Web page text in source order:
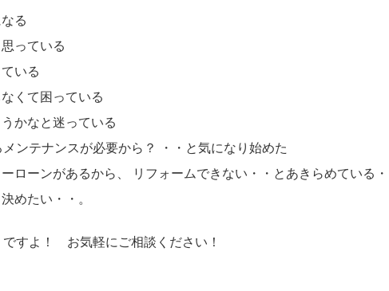
る
っている
いる
くて困っている
かなと迷っている
ンテナンスが必要から？ ・・と気になり始めた
ローンがあるから、 リフォームできない・・とあきらめている
めたい・・。
すよ！ お気軽にご相談ください！